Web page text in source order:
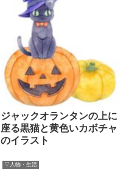
ジャックオランタンの上に
座る黒猫と黄色いカボチャ
のイラスト
▽人物・生活